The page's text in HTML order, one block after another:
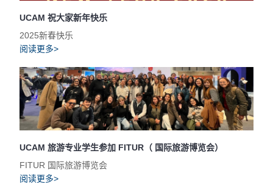
UCAM 祝大家新年快乐
2025新春快乐
阅读更多>
UCAM 旅游专业学生参加 FITUR（ 国际旅游博览会）
FITUR 国际旅游博览会
阅读更多>